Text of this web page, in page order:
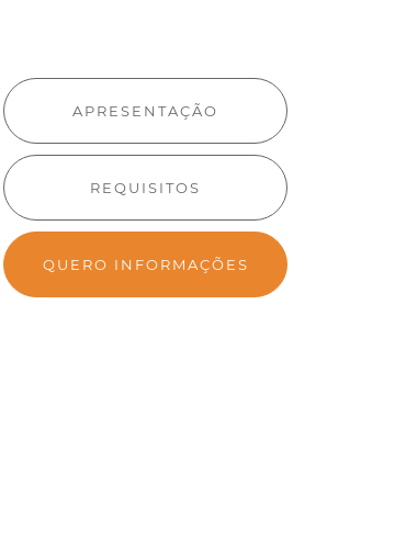
APRESENTAÇÃO
REQUISITOS
QUERO INFORMAÇÕES